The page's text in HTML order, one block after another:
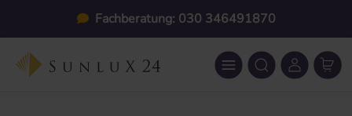
Zum Hauptinhalt springenFachberatung: 030 346491870